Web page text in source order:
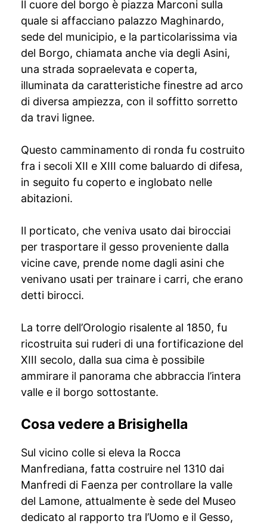
Il cuore del borgo è piazza Marconi sulla
quale si affacciano palazzo Maghinardo,
sede del municipio, e la particolarissima via
del Borgo, chiamata anche via degli Asini,
una strada sopraelevata e coperta,
illuminata da caratteristiche finestre ad arco
di diversa ampiezza, con il soffitto sorretto
da travi lignee.
Questo camminamento di ronda fu costruito
fra i secoli XII e XIII come baluardo di difesa,
in seguito fu coperto e inglobato nelle
abitazioni.
Il porticato, che veniva usato dai birocciai
per trasportare il gesso proveniente dalla
vicine cave, prende nome dagli asini che
venivano usati per trainare i carri, che erano
detti birocci.
La torre dell’Orologio risalente al 1850, fu
ricostruita sui ruderi di una fortificazione del
XIII secolo, dalla sua cima è possibile
ammirare il panorama che abbraccia l’intera
valle e il borgo sottostante.
Cosa vedere a Brisighella
Sul vicino colle si eleva la Rocca
Manfrediana, fatta costruire nel 1310 dai
Manfredi di Faenza per controllare la valle
del Lamone, attualmente è sede del Museo
dedicato al rapporto tra l’Uomo e il Gesso,